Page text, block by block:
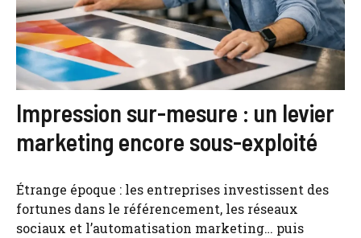
Impression sur-mesure : un levier
marketing encore sous-exploité
Étrange époque : les entreprises investissent des
fortunes dans le référencement, les réseaux
sociaux et l’automatisation marketing… puis